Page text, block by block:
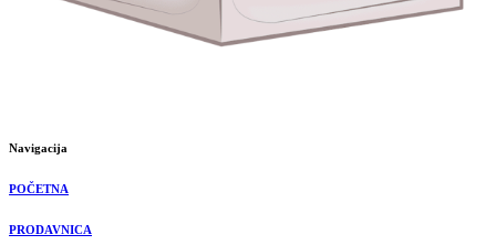
Navigacija
POČETNA
PRODAVNICA